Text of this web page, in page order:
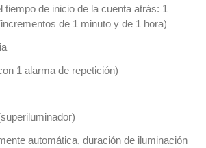
tiempo de inicio de la cuenta atrás: 1
de 1 minuto y de 1 hora)
1 alarma de repetición)
automática, duración de iluminación